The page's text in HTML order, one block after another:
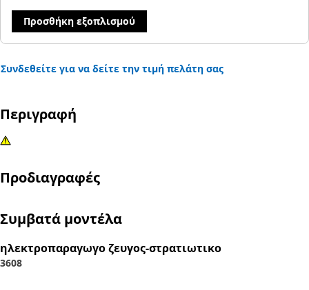
Προσθήκη εξοπλισμού
Συνδεθείτε για να δείτε την τιμή πελάτη σας
Περιγραφή
Προδιαγραφές
Συμβατά μοντέλα
ηλεκτροπαραγωγο ζευγος-στρατιωτικο
3608